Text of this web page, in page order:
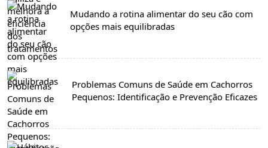
Mudando a rotina alimentar do seu cão com
opções mais equilibradas
Problemas Comuns de Saúde em Cachorros
Pequenos: Identificação e Prevenção Eficazes